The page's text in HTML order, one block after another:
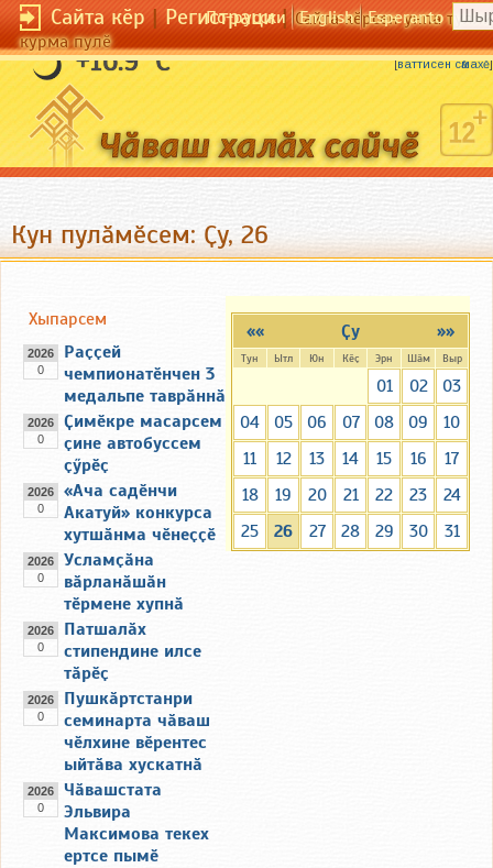
Сайта кӗр|Регистраци|Сайта кӗрсен унпа
курма пулӗ
По-русски English Esperanto
+16.9 °C Тиркекене тирӗк тӗпӗ лекет.
[ваттисен сӑмахӗ]
Кун пулӑмӗсем: Ҫу, 26
»»
«« Ҫу
Тун Ытл Юн Кӗҫ Эрн Шӑм Выр
01 02
03
04
05 06 07 08 09
10
11
12 13 14 15 16
17
18
19 20 21 22 23
24
25
26 27 28 29 30 31
Хыпарсем
2026
0
Раҫҫей
чемпионатӗнчен 3
медальпе таврӑннӑ
2026
0
Ҫимӗкре масарсем
ҫине автобуссем
ҫӳрӗҫ
2026
0
«Ача садӗнчи
Акатуй» конкурса
хутшӑнма чӗнеҫҫӗ
2026
0
Усламҫӑна
вӑрланӑшӑн
тӗрмене хупнӑ
2026
0
Патшалӑх
стипендине илсе
тӑрӗҫ
2026
0
Пушкӑртстанри
семинарта чӑваш
чӗлхине вӗрентес
ыйтӑва хускатнӑ
2026
0
Чӑвашстата
Эльвира
Максимова текех
ертсе пымӗ